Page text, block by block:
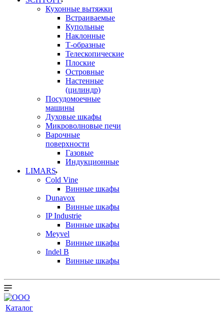
Кухонные вытяжки
Встраиваемые
Купольные
Наклонные
Т-образные
Телескопические
Плоские
Островные
Настенные
(цилиндр)
Посудомоечные
машины
Духовые шкафы
Микроволновые печи
Варочные
поверхности
Газовые
Индукционные
LIMARS
Cold Vine
Винные шкафы
Dunavox
Винные шкафы
IP Industrie
Винные шкафы
Meyvel
Винные шкафы
Indel B
Винные шкафы
Каталог